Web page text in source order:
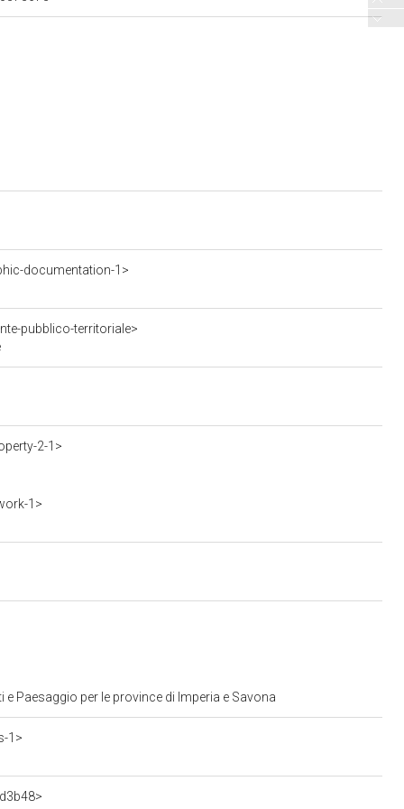
documentation-1>
pubblico-territoriale>
2-1>
1>
Paesaggio per le province di Imperia e Savona
1>